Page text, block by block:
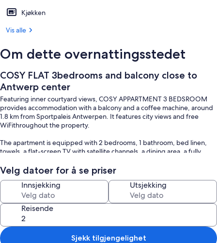
Kjøkken
Vis alle
Om dette overnattingsstedet
COSY FLAT 3bedrooms and balcony close to
Antwerp center
Featuring inner courtyard views, COSY APPARTMENT 3 BEDSROOM
provides accommodation with a balcony and a coffee machine, around
1.8 km from Sportpaleis Antwerpen. It features city views and free
WiFithroughout the property.
The apartment is equipped with 2 bedrooms, 1 bathroom, bed linen,
towels, a flat-screen TV with satellite channels, a dining area, a fully
Lotto Arena is 1.6 km from the apartment, while Station Antwerpen-
Berchem is 3.5 km away. The nearest airport is Antwerp International
Airport, 6 km from COSY APPARTMENT 3 BEDSROOM.
Velg datoer for å se priser
Innsjekking Utsjekking
Reisende
Sjekk tilgjengelighet